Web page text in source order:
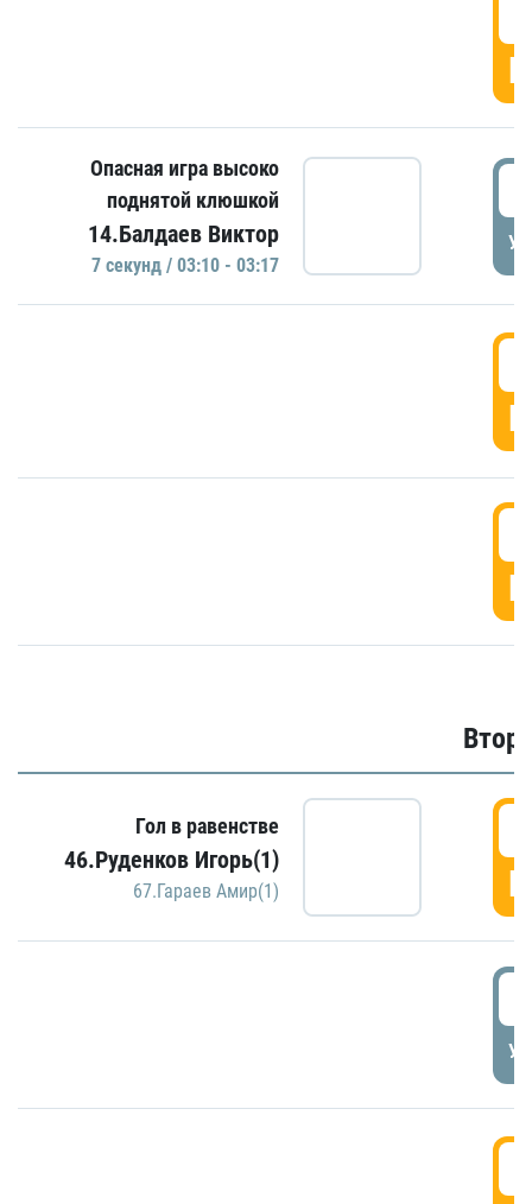
Опасная игра высоко
поднятой клюшкой
14.Балдаев Виктор
7 секунд / 03:10 - 03:17
Гол в равенстве
46.Руденков Игорь(1)
67.Гараев Амир(1)